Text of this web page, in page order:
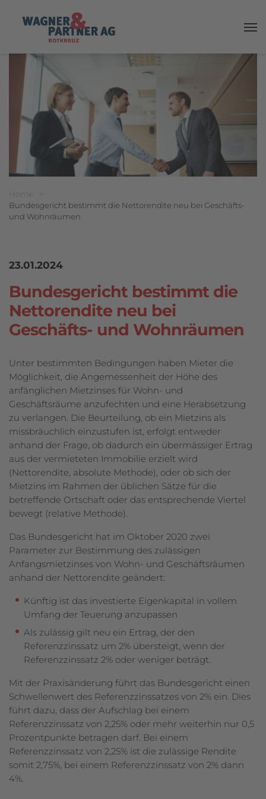
Breadcrumbnavigation
Sie befinden sich hier:
Home
Bundesgericht bestimmt die Nettorendite neu bei Geschäfts-
und Wohnräumen
23.01.2024
Bundesgericht bestimmt die
Nettorendite neu bei
Geschäfts- und Wohnräumen
Unter bestimmten Bedingungen haben Mieter die
Möglichkeit, die Angemessen­heit der Höhe des
anfänglichen Mietzinses für Wohn- und
Geschäftsräume anzufechten und eine Herabsetzung
zu verlangen. Die Beurteilung, ob ein Mietzins als
missbräuchlich einzustufen ist, erfolgt entweder
anhand der Frage, ob dadurch ein übermässiger Ertrag
aus der vermieteten Immobilie erzielt wird
(Nettorendite, absolute Methode), oder ob sich der
Mietzins im Rahmen der üblichen Sätze für die
betreffende Ortschaft oder das entsprechende Viertel
bewegt (relative Methode).
Das Bundesgericht hat im Oktober 2020 zwei
Parameter zur Bestimmung des zulässigen
Anfangsmietzinses von Wohn- und Geschäftsräumen
anhand der Nettorendite geändert:
Künftig ist das investierte Eigenkapital in vollem
Umfang der Teuerung anzupassen
Als zulässig gilt neu ein Ertrag, der den
Referenzzinssatz um 2% übersteigt, wenn der
Referenzzinssatz 2% oder weniger beträgt.
Mit der Praxisänderung führt das Bundesgericht einen
Schwellenwert des Refe­renz­zinssatzes von 2% ein. Dies
führt dazu, dass der Aufschlag bei einem
Referenzzinssatz von 2,25% oder mehr weiterhin nur 0,5
Prozentpunkte betragen darf. Bei einem
Referenzzinssatz von 2,25% ist die zulässige Rendite
somit 2,75%, bei einem Referenzzinssatz von 2% dann
4%.